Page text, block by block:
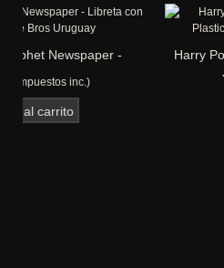
Harry Potter - Hogwarts
Plastico
Añadir al